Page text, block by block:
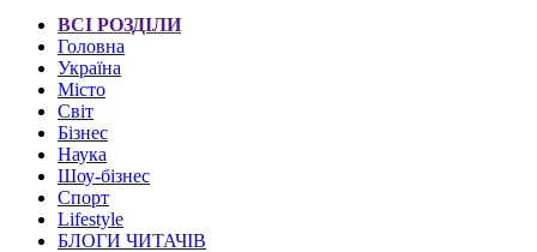
ВСІ РОЗДІЛИ
Головна
Україна
Місто
Світ
Бізнес
Наука
Шоу-бізнес
Спорт
Lifestyle
БЛОГИ ЧИТАЧІВ